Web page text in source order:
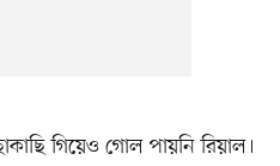
গিয়েও গোল পায়নি রিয়াল।